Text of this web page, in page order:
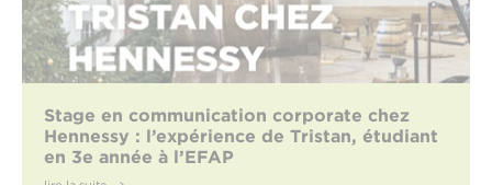
Stage en communication corporate chez
Hennessy : l’expérience de Tristan, étudiant
en 3e année à l’EFAP